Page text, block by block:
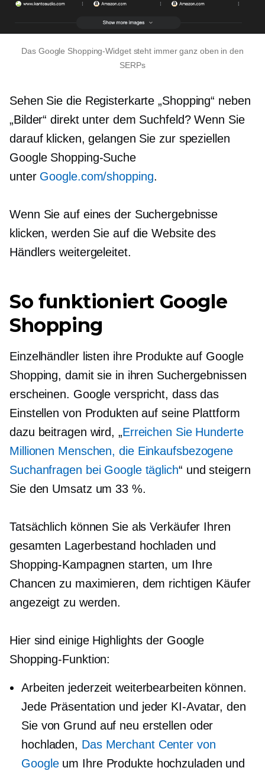
Das Google Shopping-Widget steht immer ganz oben in den
SERPs
Sehen Sie die Registerkarte „Shopping“ neben
„Bilder“ direkt unter dem Suchfeld? Wenn Sie
darauf klicken, gelangen Sie zur speziellen
Google Shopping-Suche
unter Google.com/shopping.
Wenn Sie auf eines der Suchergebnisse
klicken, werden Sie auf die Website des
Händlers weitergeleitet.
So funktioniert Google
Shopping
Einzelhändler listen ihre Produkte auf Google
Shopping, damit sie in ihren Suchergebnissen
erscheinen. Google verspricht, dass das
Einstellen von Produkten auf seine Plattform
dazu beitragen wird, „Erreichen Sie Hunderte
Millionen Menschen, die Einkaufsbezogene
Suchanfragen bei Google täglich“ und steigern
Sie den Umsatz um 33 %.
Tatsächlich können Sie als Verkäufer Ihren
gesamten Lagerbestand hochladen und
Shopping-Kampagnen starten, um Ihre
Chancen zu maximieren, dem richtigen Käufer
angezeigt zu werden.
Hier sind einige Highlights der Google
Shopping-Funktion:
Arbeiten jederzeit weiterbearbeiten können.
Jede Präsentation und jeder KI-Avatar, den
Sie von Grund auf neu erstellen oder
hochladen, Das Merchant Center von
Googleum Ihre Produkte hochzuladen und